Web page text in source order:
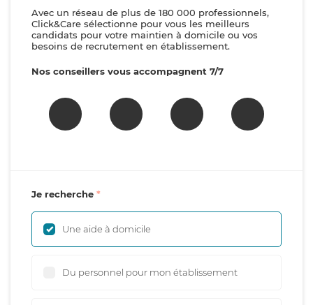
Avec un réseau de plus de 180 000 professionnels,
Click&Care sélectionne pour vous les meilleurs
candidats pour votre maintien à domicile ou vos
besoins de recrutement en établissement.
Nos conseillers vous accompagnent 7/7
Je recherche
Une aide à domicile
Du personnel pour mon établissement